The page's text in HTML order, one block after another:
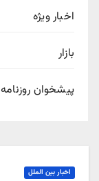
اخبار ویژه
بازار
پیشخوان روزنامه
اخبار بین الملل